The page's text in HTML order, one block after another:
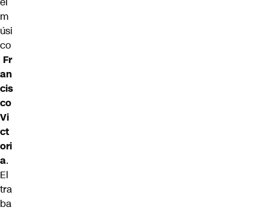
m
úsi
co
Fr
an
cis
co
Vi
ct
ori
a.
El
tra
ba